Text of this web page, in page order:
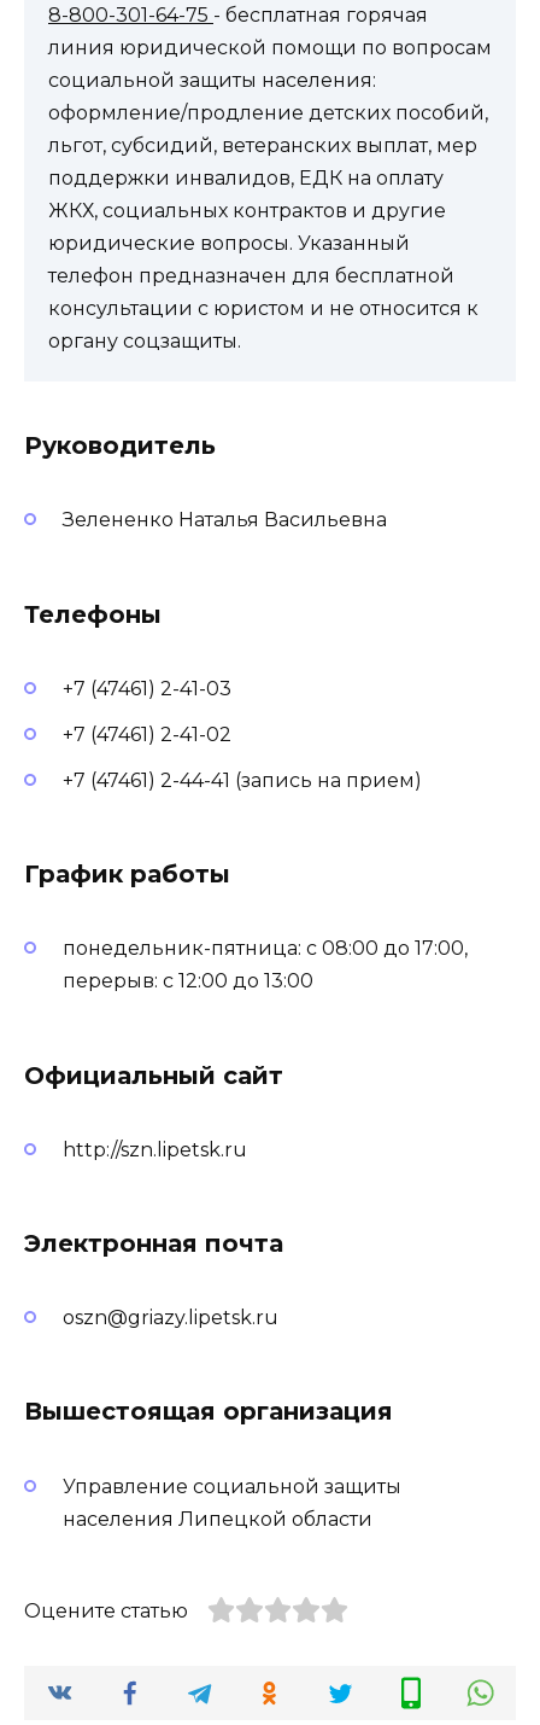
8-800-301-64-75 - бесплатная горячая
линия юридической помощи по вопросам
социальной защиты населения:
оформление/продление детских пособий,
льгот, субсидий, ветеранских выплат, мер
поддержки инвалидов, ЕДК на оплату
ЖКХ, социальных контрактов и другие
юридические вопросы. Указанный
телефон предназначен для бесплатной
консультации с юристом и не относится к
органу соцзащиты.
Руководитель
Зелененко Наталья Васильевна
Телефоны
+7 (47461) 2-41-03
+7 (47461) 2-41-02
+7 (47461) 2-44-41 (запись на прием)
График работы
понедельник-пятница: с 08:00 до 17:00,
перерыв: с 12:00 до 13:00
Официальный сайт
http://szn.lipetsk.ru
Электронная почта
oszn@griazy.lipetsk.ru
Вышестоящая организация
Управление социальной защиты
населения Липецкой области
Оцените статью